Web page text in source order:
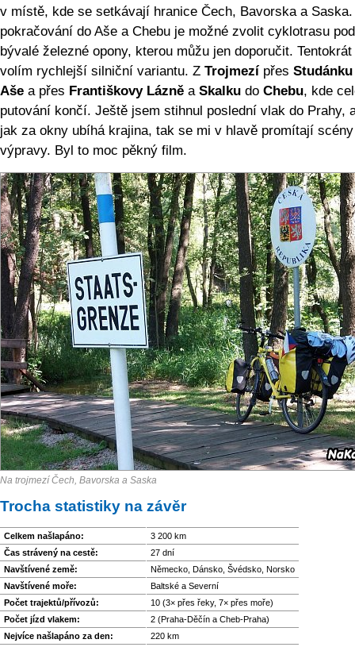
v místě, kde se setkávají hranice Čech, Bavorska a
pokračování do Aše a Chebu je možné zvolit cyklotrasu
bývalé železné opony, kterou můžu jen doporučit. Tentokrát
volím rychlejší silniční variantu. Z Trojmezí přes Studánku
Aše a přes Františkovy Lázně a Skalku do Chebu, kde
putování končí. Ještě jsem stihnul poslední vlak do Prahy,
jak za okny ubíhá krajina, tak se mi v hlavě promítají
výpravy. Byl to moc pěkný film.
Na trojmezí Čech, Bavorska a Saska
Trocha statistiky na závěr
Celkem našlapáno:
3 200 km
Čas strávený na cestě:
27 dní
Navštívené země:
Německo, Dánsko, Švédsko, Norsko
Navštívené moře:
Baltské a Severní
Počet trajektů/přívozů:
10 (3× přes řeky, 7× přes moře)
Počet jízd vlakem:
2 (Praha-Děčín a Cheb-Praha)
Nejvíce našlapáno za den:
220 km